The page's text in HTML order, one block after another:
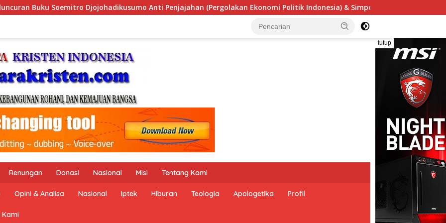
(Pergolakan Ekonomi Politik Indonesia) & Simposium Nasional “Urgensi Undang-Undang Perekonomian Nasional dan
tutup
Renungan Donasi Nasional Misi Tentang Kami
Opini & Analisa Nasional Iptek Hiburan Teologia Apologetika Profil
Kami